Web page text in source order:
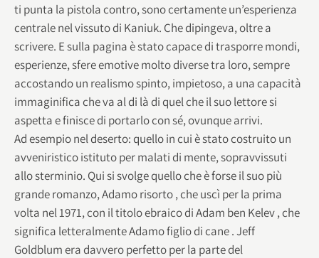
ti punta la pistola contro, sono certamente un’esperienza
centrale nel vissuto di Kaniuk. Che dipingeva, oltre a
scrivere. E sulla pagina è stato capace di trasporre mondi,
esperienze, sfere emotive molto diverse tra loro, sempre
accostando un realismo spinto, impietoso, a una capacità
immaginifica che va al di là di quel che il suo lettore si
aspetta e finisce di portarlo con sé, ovunque arrivi.
Ad esempio nel deserto: quello in cui è stato costruito un
avveniristico istituto per malati di mente, sopravvissuti
allo sterminio. Qui si svolge quello che è forse il suo più
grande romanzo, Adamo risorto , che uscì per la prima
volta nel 1971, con il titolo ebraico di Adam ben Kelev , che
significa letteralmente Adamo figlio di cane . Jeff
Goldblum era davvero perfetto per la parte del